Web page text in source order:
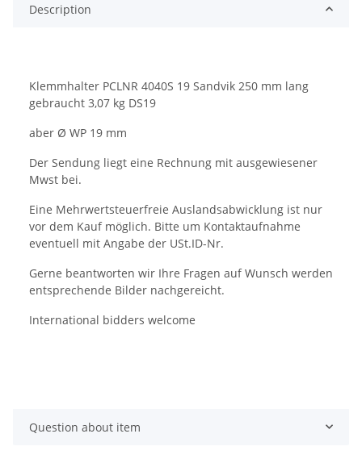
Description
Klemmhalter PCLNR 4040S 19 Sandvik 250 mm lang
gebraucht 3,07 kg DS19
aber Ø WP 19 mm
Der Sendung liegt eine Rechnung mit ausgewiesener
Mwst bei.
Eine Mehrwertsteuerfreie Auslandsabwicklung ist nur
vor dem Kauf möglich. Bitte um Kontaktaufnahme
eventuell mit Angabe der USt.ID-Nr.
Gerne beantworten wir Ihre Fragen auf Wunsch werden
entsprechende Bilder nachgereicht.
International bidders welcome
Question about item